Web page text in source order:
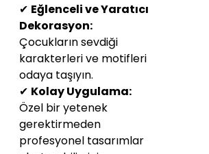
✔ Eğlenceli ve Yaratıcı
Dekorasyon:
Çocukların sevdiği
karakterleri ve motifleri
odaya taşıyın.
✔ Kolay Uygulama:
Özel bir yetenek
gerektirmeden
profesyonel tasarımlar